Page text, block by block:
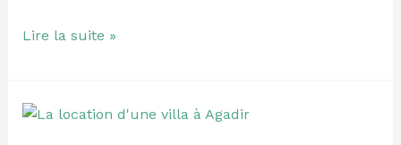
Lire la suite »
La